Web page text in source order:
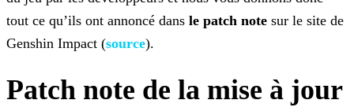
tout ce qu’ils ont annoncé dans le patch note sur le site de
Genshin Impact (source).
Patch note de la mise à jour